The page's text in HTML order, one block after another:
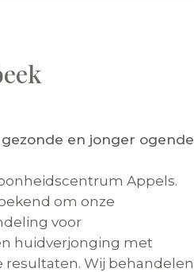
en jonger ogende
Appels.
om onze
voor
huidverjonging met
resultaten. Wij behandelen